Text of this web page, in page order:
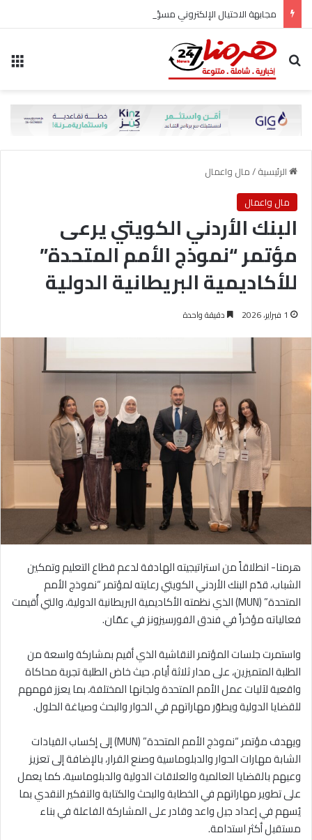
مجابهة الاحتيال الإلكتروني مسؤولية مشتركة
بحث عن
الرئيسية/مال واعمال
مال واعمال
البنك الأردني الكويتي يرعى
مؤتمر “نموذج الأمم المتحدة”
للأكاديمية البريطانية الدولية
1 فبراير، 2026 دقيقة واحدة
هرمنا- انطلاقاً من استراتيجيته الهادفة لدعم قطاع التعليم وتمكين
الشباب، قدّم البنك الأردني الكويتي رعايته لمؤتمر “نموذج الأمم
المتحدة” (MUN) الذي نظمته الأكاديمية البريطانية الدولية، والتي أُقيمت
فعالياته مؤخراً في فندق الفورسيزونز في عمّان.
واستمرت جلسات المؤتمر النقاشية الذي أقيم بمشاركة واسعة من
الطلبة المتميزين، على مدار ثلاثة أيام، حيث خاض الطلبة تجربة محاكاة
واقعية لآليات عمل الأمم المتحدة ولجانها المختلفة، بما يعزز فهمهم
للقضايا الدولية ويطوّر مهاراتهم في الحوار والبحث وصياغة الحلول.
ويهدف مؤتمر “نموذج الأمم المتحدة” (MUN) إلى إكساب القيادات
الشابة مهارات الحوار والدبلوماسية وصنع القرار، بالإضافة إلى تعزيز
وعيهم بالقضايا العالمية والعلاقات الدولية والدبلوماسية، كما يعمل
على تطوير مهاراتهم في الخطابة والبحث والكتابة والتفكير النقدي بما
يُسهم في إعداد جيل واعد وقادر على المشاركة الفاعلة في بناء
مستقبل أكثر استدامة.